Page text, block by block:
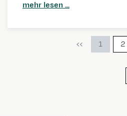
mehr lesen ...
1 2